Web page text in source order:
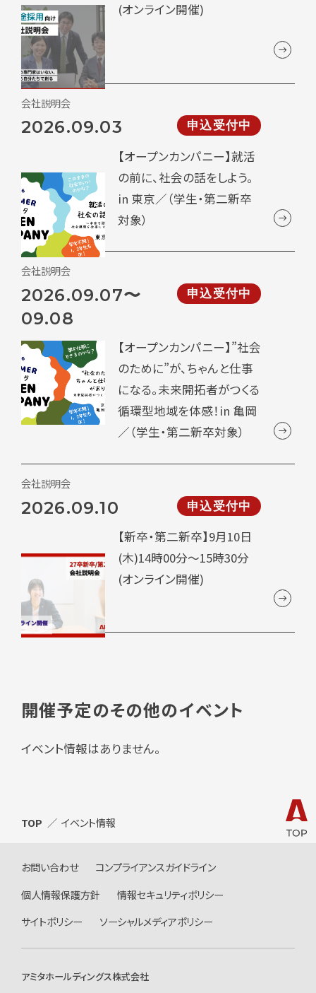
(オンライン開催)
2026.09.03 申込受付中
【オープンカンパニー】就活
の前に、社会の話をしよう。
in 東京／（学生・第二新卒
対象）
会社説明会
2026.09.07〜
09.08
申込受付中
【オープンカンパニー】”社会
のために”が、ちゃんと仕事
になる。未来開拓者がつくる
循環型地域を体感！in 亀岡
／（学生・第二新卒対象）
会社説明会
2026.09.10 申込受付中
【新卒・第二新卒】9月10日
(木)14時00分～15時30分
(オンライン開催)
会社説明会
開催予定のその他のイベント
イベント情報はありません。
お問い合わせ
コンプライアンスガイドライン
個人情報保護方針
情報セキュリティポリシー
サイトポリシー
ソーシャルメディアポリシー
TOP イベント情報
アミタホールディングス株式会社